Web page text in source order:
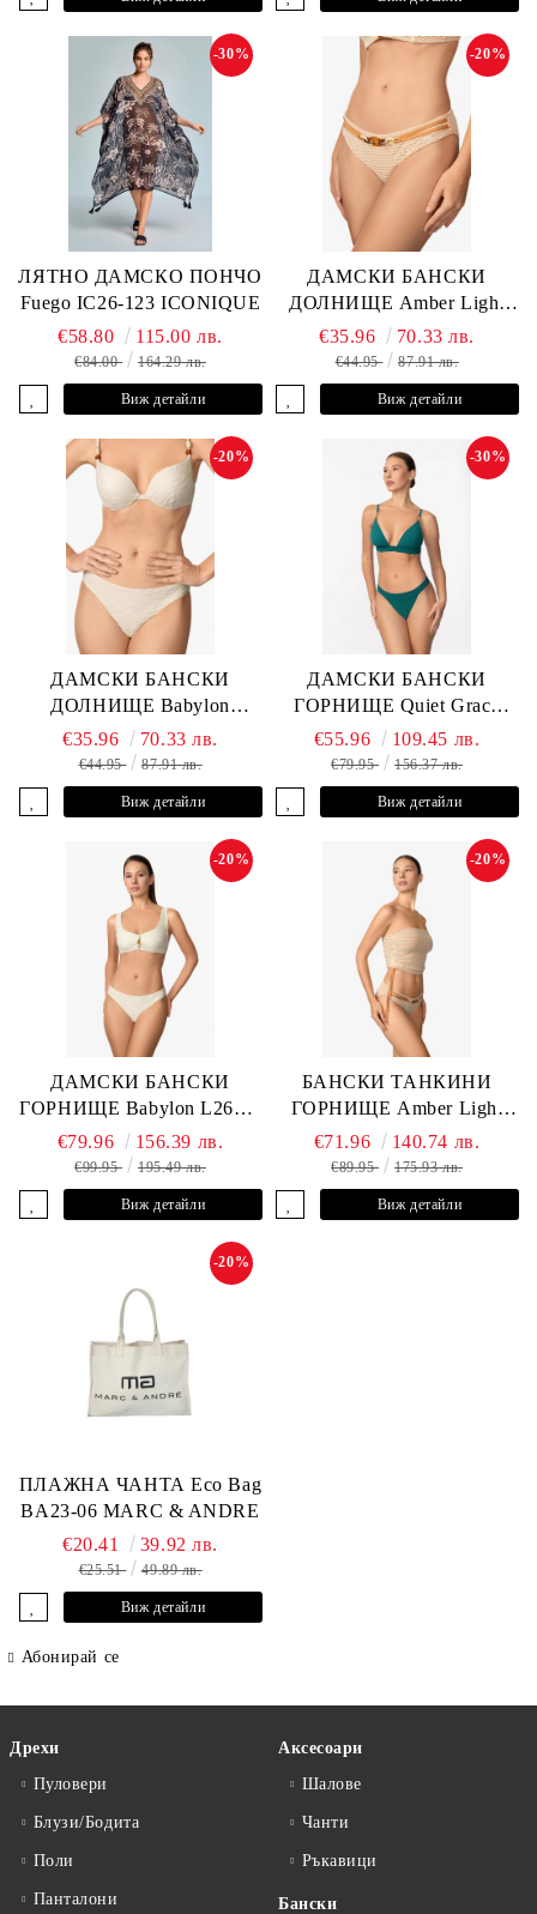
ЛЯТНО ДАМСКО ПОНЧО
Fuego IC26-123 ICONIQUE
-30%
€58.80 115.00 лв.
€84.00 164.29 лв.
Виж детайли
ДАМСКИ БАНСКИ
ДОЛНИЩЕ Amber Light
L2605-Z-MCB MARC &
ANDRE
-20%
€35.96 70.33 лв.
€44.95 87.91 лв.
Виж детайли
ДАМСКИ БАНСКИ
ДОЛНИЩЕ Babylon
L2613-Z-MTB MARC &
ANDRE
-20%
€35.96 70.33 лв.
€44.95 87.91 лв.
Виж детайли
ДАМСКИ БАНСКИ
ГОРНИЩЕ Quiet Grace
L2607-Y-352 MARC &
ANDRE
-30%
€55.96 109.45 лв.
€79.95 156.37 лв.
Виж детайли
ДАМСКИ БАНСКИ
ГОРНИЩЕ Babylon L2613-
YP-682 MARC & ANDRE
-20%
€79.96 156.39 лв.
€99.95 195.49 лв.
Виж детайли
БАНСКИ ТАНКИНИ
ГОРНИЩЕ Amber Light
L2605-Y-803 MARC &
ANDRE
-20%
€71.96 140.74 лв.
€89.95 175.93 лв.
Виж детайли
ПЛАЖНА ЧАНТА Eco Bag
BA23-06 MARC & ANDRE
-20%
€20.41 39.92 лв.
€25.51 49.89 лв.
Виж детайли
Абонирай се
Дрехи
Пуловери
Блузи/Бодита
Поли
Панталони
Аксесоари
Шалове
Чанти
Ръкавици
Бански